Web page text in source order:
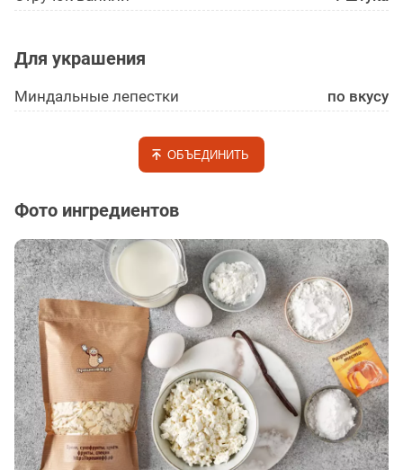
Для украшения
Миндальные лепестки по вкусу
ОБЪЕДИНИТЬ
Фото ингредиентов